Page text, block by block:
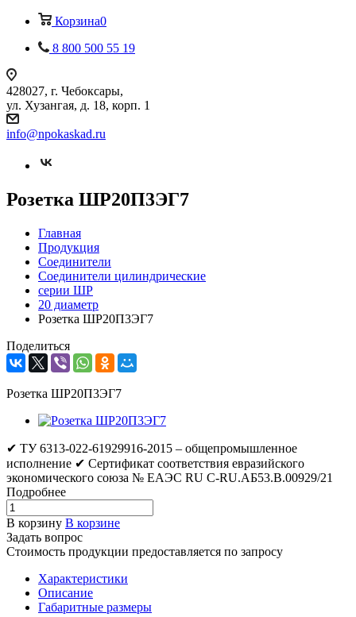
Корзина0
8 800 500 55 19
428027, г. Чебоксары,
ул. Хузангая, д. 18, корп. 1
info@npokaskad.ru
Розетка ШР20П3ЭГ7
Главная
Продукция
Соединители
Соединители цилиндрические
серии ШР
20 диаметр
Розетка ШР20П3ЭГ7
Поделиться
Розетка ШР20П3ЭГ7
✔ ТУ 6313-022-61929916-2015 – общепромышленное
исполнение ✔ Сертификат соответствия евразийского
экономического союза № ЕАЭС RU C-RU.АБ53.В.00929/21
Подробнее
В корзину В корзине
Задать вопрос
Стоимость продукции предоставляется по запросу
Характеристики
Описание
Габаритные размеры